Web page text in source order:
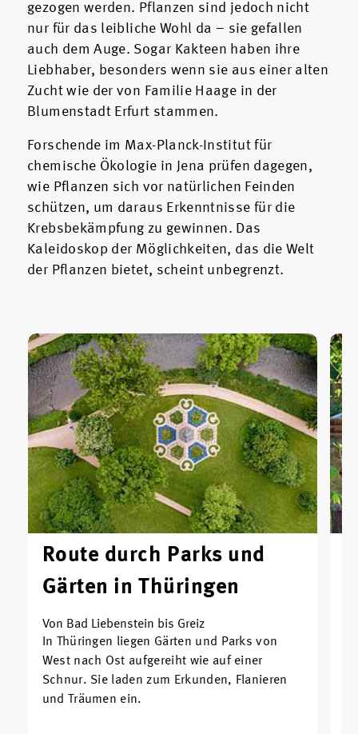
gezogen werden. Pflanzen sind jedoch nicht
nur für das leibliche Wohl da – sie gefallen
auch dem Auge. Sogar Kakteen haben ihre
Liebhaber, besonders wenn sie aus einer alten
Zucht wie der von Familie Haage in der
Blumenstadt Erfurt stammen.
Forschende im Max-Planck-Institut für
chemische Ökologie in Jena prüfen dagegen,
wie Pflanzen sich vor natürlichen Feinden
schützen, um daraus Erkenntnisse für die
Krebsbekämpfung zu gewinnen. Das
Kaleidoskop der Möglichkeiten, das die Welt
der Pflanzen bietet, scheint unbegrenzt.
Route durch Parks und
Gärten in Thüringen
Von Bad Liebenstein bis Greiz
In Thüringen liegen Gärten und Parks von
West nach Ost aufgereiht wie auf einer
Schnur. Sie laden zum Erkunden, Flanieren
und Träumen ein.